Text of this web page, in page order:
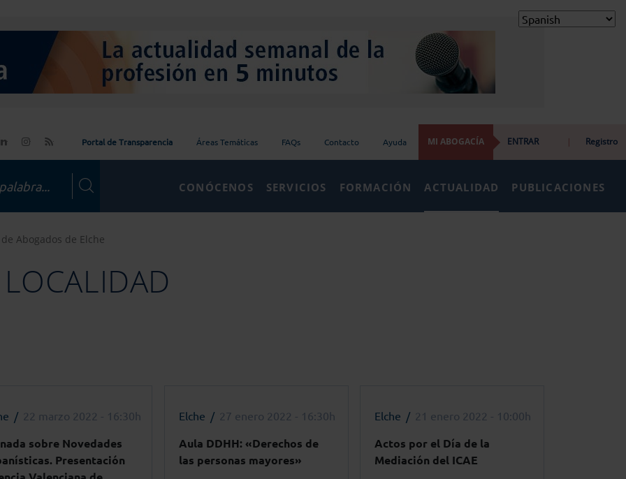
Portal de Transparencia Áreas Temáticas FAQs Contacto Ayuda MI ABOGACÍA ENTRAR | Registro
CONÓCENOS SERVICIOS FORMACIÓN ACTUALIDAD PUBLICACIONES
Abogados de Elche
22 marzo 2022 - 16:30h
sobre Novedades
Presentación
Elche 27 enero 2022 - 16:30h
Aula DDHH: «Derechos de
las personas mayores»
Elche 21 enero 2022 - 10:00h
Actos por el Día de la
Mediación del ICAE